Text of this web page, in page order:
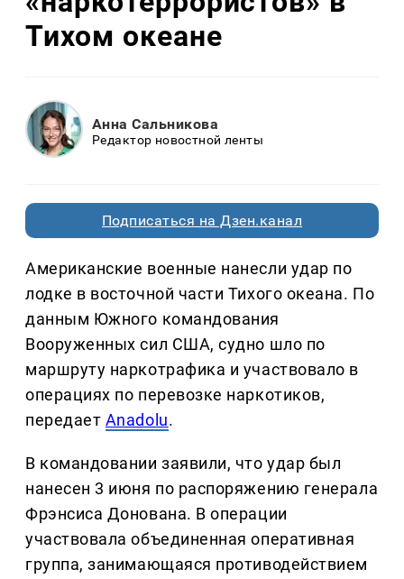
Тихом океане
Анна Сальникова
Редактор новостной ленты
Подписаться на Дзен.канал
Американские военные нанесли удар по
лодке в восточной части Тихого океана. По
данным Южного командования
Вооруженных сил США, судно шло по
маршруту наркотрафика и участвовало в
операциях по перевозке наркотиков,
передает Anadolu.
В командовании заявили, что удар был
нанесен 3 июня по распоряжению генерала
Фрэнсиса Донована. В операции
участвовала объединенная оперативная
группа, занимающаяся противодействием